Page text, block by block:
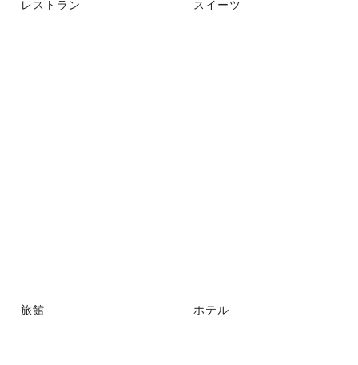
レストラン スイーツ
旅館 ホテル